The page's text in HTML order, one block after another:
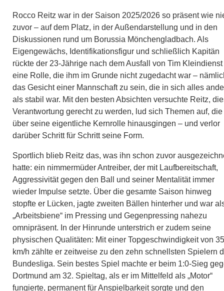
Rocco Reitz war in der Saison 2025/2026 so präsent wie
zuvor – auf dem Platz, in der Außendarstellung und in den
Diskussionen rund um Borussia Mönchengladbach. Als
Eigengewächs, Identifikationsfigur und schließlich Kapitän
rückte der 23-Jährige nach dem Ausfall von Tim
eine Rolle, die ihm im Grunde nicht zugedacht war –
das Gesicht einer Mannschaft zu sein, die in sich alles
als stabil war. Mit den besten Absichten versuchte Reitz,
Verantwortung gerecht zu werden, lud sich Themen auf, die
über seine eigentliche Kernrolle hinausgingen – und verlor
darüber Schritt für Schritt seine Form.
Sportlich blieb Reitz das, was ihn schon zuvor
hatte: ein nimmermüder Antreiber, der mit Laufbereitschaft,
Aggressivität gegen den Ball und seiner Mentalität immer
wieder Impulse setzte. Über die gesamte Saison hinweg
stopfte er Lücken, jagte zweiten Bällen hinterher und war
„Arbeitsbiene“ im Pressing und Gegenpressing nahezu
omnipräsent. In der Hinrunde unterstrich er zudem seine
physischen Qualitäten: Mit einer Topgeschwindigkeit von
km/h zählte er zeitweise zu den zehn schnellsten Spielern
Bundesliga. Sein bestes Spiel machte er beim 1:0-Sieg
Dortmund am 32. Spieltag, als er im Mittelfeld als „Motor“
fungierte, permanent für Anspielbarkeit sorgte und den